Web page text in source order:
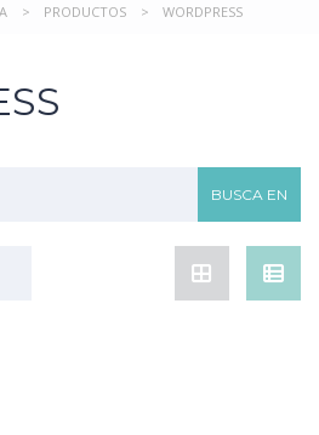
> PRODUCTOS > WORDPRESS